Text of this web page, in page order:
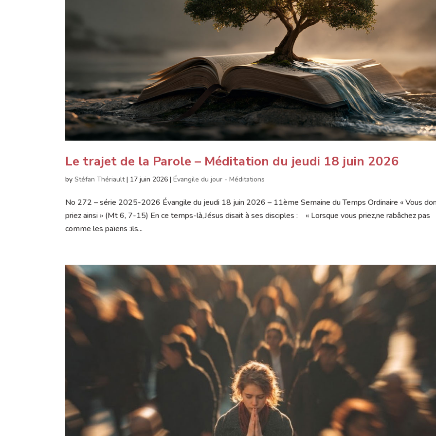
Le trajet de la Parole – Méditation du jeudi 18 juin 2026
byStéfan Thériault| 17 juin 2026 |Évangile du jour - Méditations
No 272 – série 2025-2026 Évangile du jeudi 18 juin 2026 – 11ème Semaine du Temps Ordinaire « Vous
priez ainsi » (Mt 6, 7-15) En ce temps-là,Jésus disait à ses disciples : « Lorsque vous priez,ne rabâchez pas
comme les païens :ils...